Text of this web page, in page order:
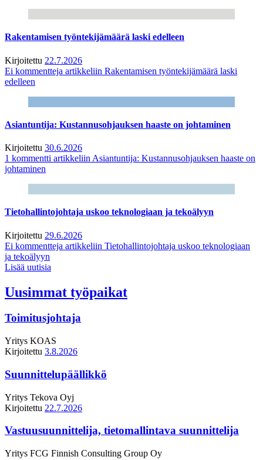
Rakentamisen työntekijämäärä laski edelleen
Kirjoitettu 22.7.2026
Ei kommentteja artikkeliin Rakentamisen työntekijämäärä laski
edelleen
Asiantuntija: Kustannusohjauksen haaste on johtaminen
Kirjoitettu 30.6.2026
1 kommentti artikkeliin Asiantuntija: Kustannusohjauksen haaste on
johtaminen
Tietohallintojohtaja uskoo teknologiaan ja tekoälyyn
Kirjoitettu 29.6.2026
Ei kommentteja artikkeliin Tietohallintojohtaja uskoo teknologiaan
ja tekoälyyn
Lisää uutisia
Uusimmat työpaikat
Toimitusjohtaja
Yritys KOAS
Kirjoitettu 3.8.2026
Suunnittelupäällikkö
Yritys Tekova Oyj
Kirjoitettu 22.7.2026
Vastuusuunnittelija, tietomallintava suunnittelija
Yritys FCG Finnish Consulting Group Oy